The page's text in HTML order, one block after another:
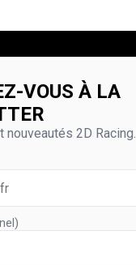
VOUS À LA
2D Racing.